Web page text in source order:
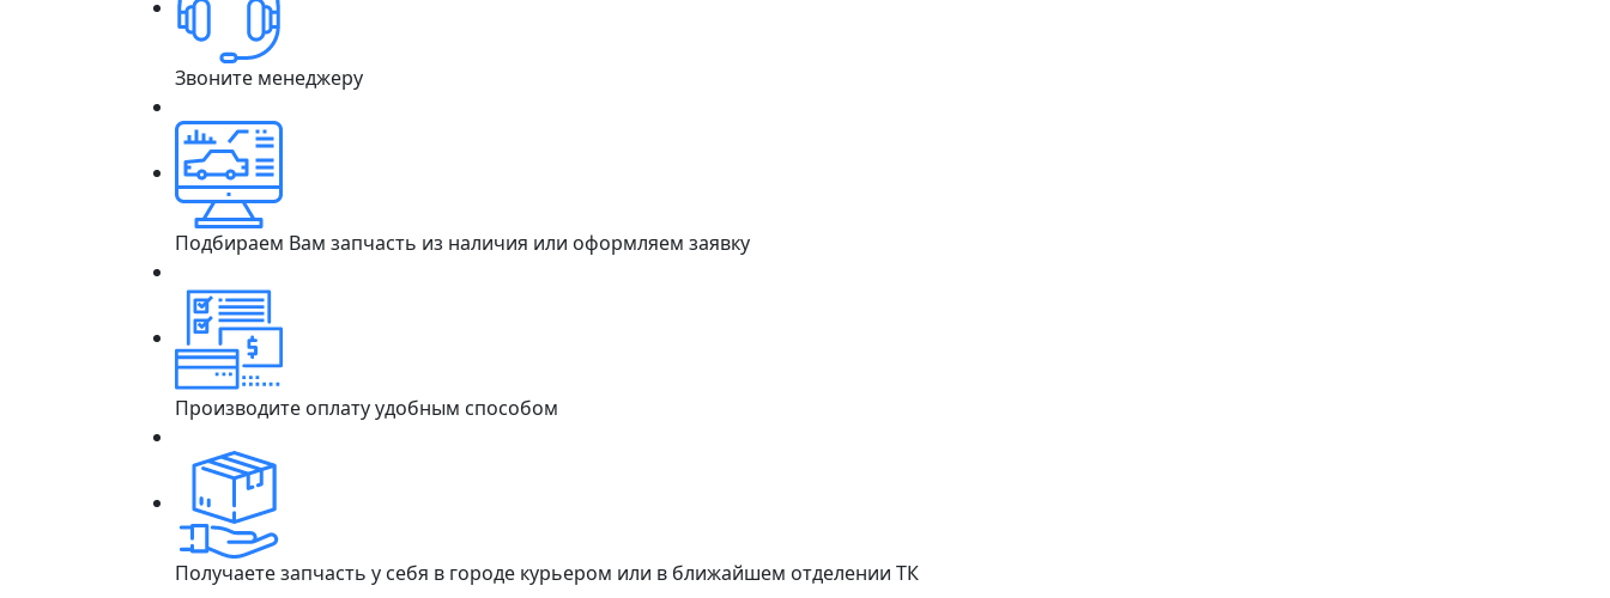
Звоните менеджеру
Подбираем Вам запчасть из наличия или оформляем заявку
Производите оплату удобным способом
Получаете запчасть у себя в городе курьером или в ближайшем отделении ТК